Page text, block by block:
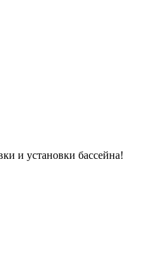
и установки бассейна!